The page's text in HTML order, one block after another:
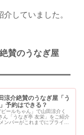
していました。
賛のうなぎ屋
涼介絶賛のうなぎ屋「う
予約はできる？
ールちゃん」で山田涼介く
ん「うなぎ亭 友栄」をご紹介